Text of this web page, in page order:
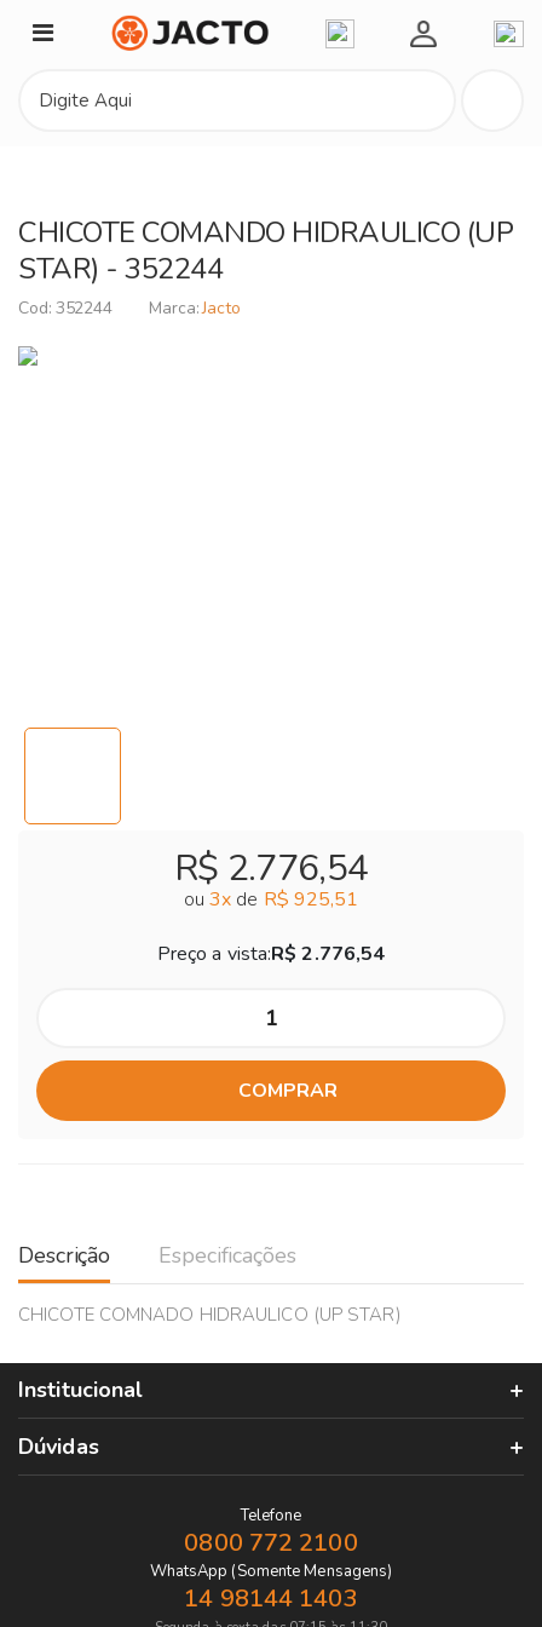
Minha Conta
CHICOTE COMANDO HIDRAULICO (UP
STAR) - 352244
352244 Jacto
R$ 2.776,54
ou 3x de R$ 925,51
Preço a vista:R$ 2.776,54
COMPRAR
Descrição Especificações
CHICOTE COMNADO HIDRAULICO (UP STAR)
Institucional
Dúvidas
Telefone
0800 772 2100
WhatsApp (Somente Mensagens)
14 98144 1403